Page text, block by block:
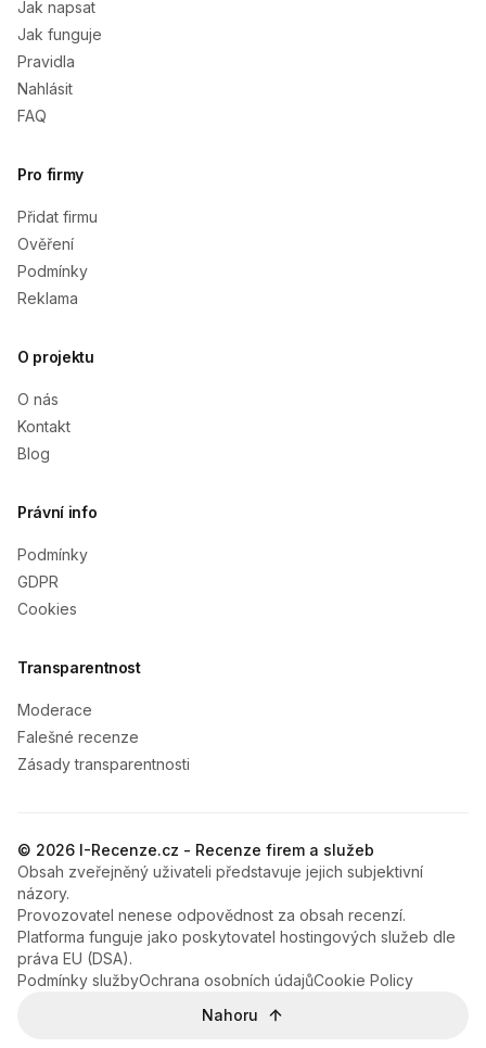
Jak napsat
Jak funguje
Pravidla
Nahlásit
FAQ
Pro firmy
Přidat firmu
Ověření
Podmínky
Reklama
O projektu
O nás
Kontakt
Blog
Právní info
Podmínky
GDPR
Cookies
Transparentnost
Moderace
Falešné recenze
Zásady transparentnosti
© 2026 I-Recenze.cz - Recenze firem a služeb
Obsah zveřejněný uživateli představuje jejich subjektivní
názory.
Provozovatel nenese odpovědnost za obsah recenzí.
Platforma funguje jako poskytovatel hostingových služeb dle
práva EU (DSA).
Podmínky službyOchrana osobních údajůCookie Policy
Nahoru